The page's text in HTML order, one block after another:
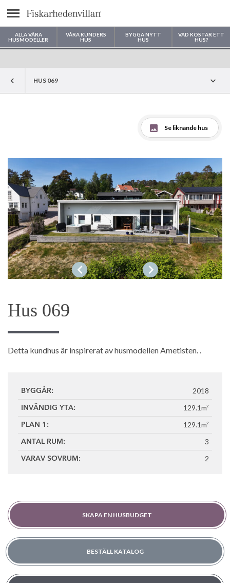
Meny
ALLA VÅRA
HUSMODELLER
VÅRA KUNDERS
HUS
BYGGA NYTT
HUS
VAD KOSTAR ETT
HUS?
Var vill du bygga ditt hus?
HUS 069
Se liknande hus
1/4
Hus 069
Detta kundhus är inspirerat av husmodellen Ametisten. .
BYGGÅR: 2018
INVÄNDIG YTA: 129.1m²
PLAN 1: 129.1m²
ANTAL RUM: 3
VARAV SOVRUM: 2
SKAPA EN HUSBUDGET
BESTÄLL KATALOG